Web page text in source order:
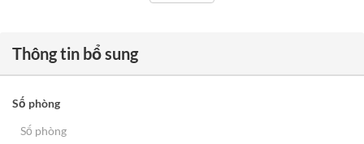
Thông tin bổ sung
Số phòng